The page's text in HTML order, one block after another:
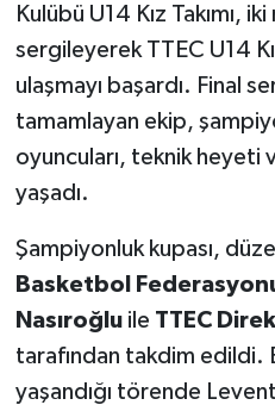
Kulübü U14 Kız Takımı,
sergileyerek TTEC U14
ulaşmayı başardı. Final
tamamlayan ekip,
oyuncuları, teknik heyeti
yaşadı.
Şampiyonluk kupası,
Basketbol
Nasıroğluile TTEC
tarafından takdim edildi.
yaşandığı törende